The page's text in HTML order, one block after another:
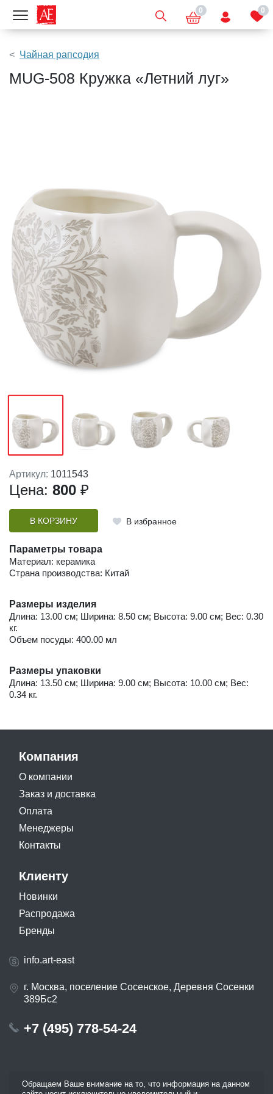
Показать меню 0 0
Чайная рапсодия
MUG-508 Кружка «Летний луг»
Артикул: 1011543
Цена: 800 ₽
В КОРЗИНУ В избранное
Параметры товара
Материал: керамика
Страна производства: Китай
Размеры изделия
Длина: 13.00 см; Ширина: 8.50 см; Высота: 9.00 см; Вес: 0.30
кг.
Объем посуды: 400.00 мл
Размеры упаковки
Длина: 13.50 см; Ширина: 9.00 см; Высота: 10.00 см; Вес:
0.34 кг.
Компания
О компании
Заказ и доставка
Оплата
Менеджеры
Контакты
Клиенту
Новинки
Распродажа
Бренды
info.art-east
г. Москва, поселение Сосенское, Деревня Сосенки
389Бс2
+7 (495) 778-54-24
Обращаем Ваше внимание на то, что информация на данном